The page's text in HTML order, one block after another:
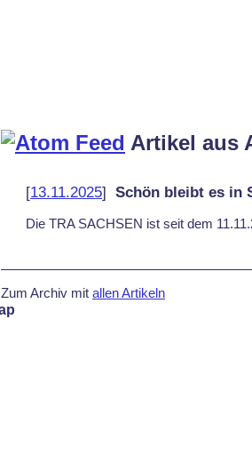
Artikel aus
[13.11.2025] Schön bleibt es in
Die TRA SACH­SEN ist seit dem
Zum Archiv mit allen Artikeln